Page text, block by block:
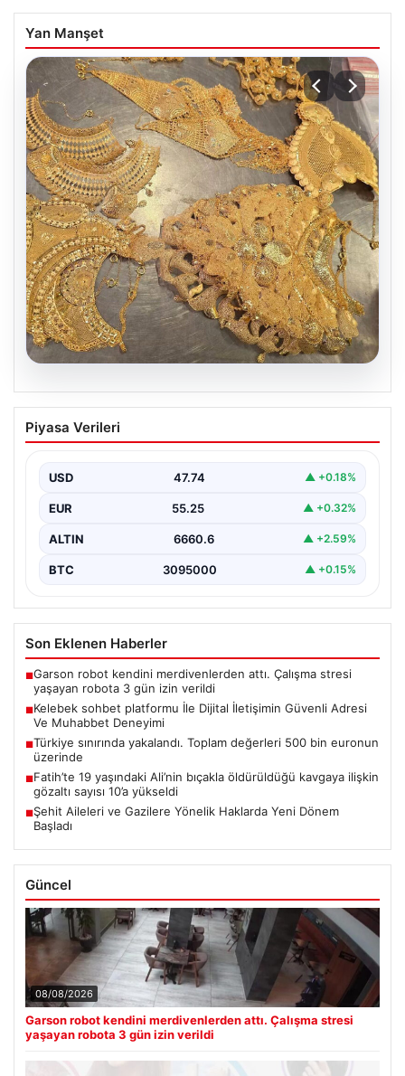
Yan Manşet
Türkiye sınırında yakalandı. Toplam
değerleri 500 bin euronun üzerinde
bin euronun üzerinde değere ulaştı”, “content”: “…
Piyasa Verileri
USD 47.74 ▲ +0.18%
EUR 55.25 ▲ +0.32%
ALTIN 6660.6 ▲ +2.59%
BTC 3095000 ▲ +0.15%
Son Eklenen Haberler
■Garson robot kendini merdivenlerden attı. Çalışma stresi
yaşayan robota 3 gün izin verildi
■Kelebek sohbet platformu İle Dijital İletişimin Güvenli Adresi
Ve Muhabbet Deneyimi
■Türkiye sınırında yakalandı. Toplam değerleri 500 bin euronun
üzerinde
■Fatih’te 19 yaşındaki Ali’nin bıçakla öldürüldüğü kavgaya ilişkin
gözaltı sayısı 10’a yükseldi
■Şehit Aileleri ve Gazilere Yönelik Haklarda Yeni Dönem
Başladı
Güncel
08/08/2026
Garson robot kendini merdivenlerden attı. Çalışma stresi
yaşayan robota 3 gün izin verildi